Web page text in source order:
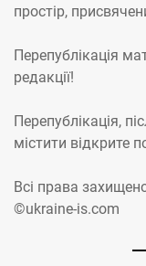
простір,
Перепублікація
редакції!
Перепублікація,
містити відкрите
Всі права
©ukraine-is.com